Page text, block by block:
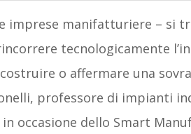
imprese manifatturiere – si
tecnologicamente
o affermare una
professore di impianti
occasione dello Smart